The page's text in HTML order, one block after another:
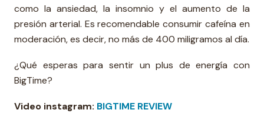
como la ansiedad, la insomnio y el aumento de la
presión arterial. Es recomendable consumir cafeína en
moderación, es decir, no más de 400 miligramos al día.
¿Qué esperas para sentir un plus de energía con
BigTime?
Video instagram: BIGTIME REVIEW